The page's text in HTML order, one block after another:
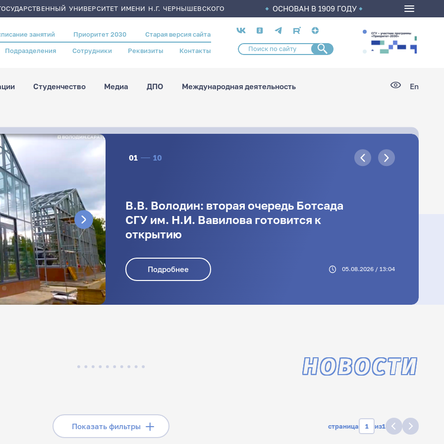
УНИВЕРСИТЕТ ИМЕНИ Н.Г. ЧЕРНЫШЕВСКОГО ОСНОВАН В 1909 ГОДУ
занятий Приоритет 2030 Старая версия сайта
Подразделения Сотрудники Реквизиты Контакты
Социальные
сети
Студенчество Медиа ДПО Международная деятельность En
01 10
В.В. Володин: вторая очередь Ботсада
СГУ им. Н.И. Вавилова готовится к
открытию
Подробнее 05.08.2026 / 13:04
НОВОСТИ
Показать фильтры страница из1